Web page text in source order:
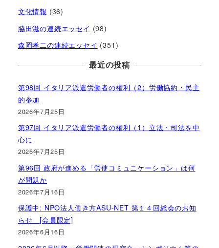
文化情報 (36)
脇田滋の連続エッセイ (98)
森岡孝二の連続エッセイ (351)
最近の投稿
第98回 イタリア派遣労働者の権利（2）労働協約・民主
的参加
2026年7月25日
第97回 イタリア派遣労働者の権利（1）立法・司法を中
心に
2026年7月25日
第96回 政府が進める「労使コミュニケーション」は何
が問題か
2026年7月16日
保護中: NPO法人働き方ASU-NET 第１４回総会のお知
らせ [会員限定]
2026年6月16日